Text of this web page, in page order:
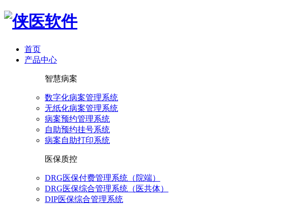
首页
产品中心
智慧病案
数字化病案管理系统
无纸化病案管理系统
病案预约管理系统
自助预约挂号系统
病案自助打印系统
医保质控
DRG医保付费管理系统（院端）
DRG医保综合管理系统（医共体）
DIP医保综合管理系统